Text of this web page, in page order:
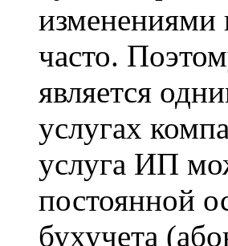
изменениями
часто.
является
услугах
услуга ИП
постоянной
бухучета